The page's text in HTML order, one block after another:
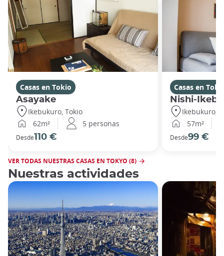
Casas en Tokio
Asayake
Ikebukuro, Tokio
62m²
5 personas
Desde110 €
Casas en
Nishi-
Ikebukuro,
57m²
Desde99 €
VER TODAS NUESTRAS CASAS EN TOKYO (8)
Nuestras actividades